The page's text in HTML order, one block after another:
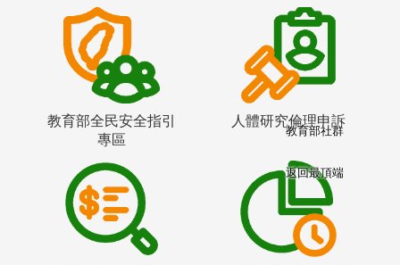
教育部全民安全指引
專區
人體研究倫理申訴
教育部社群
返回最頂端